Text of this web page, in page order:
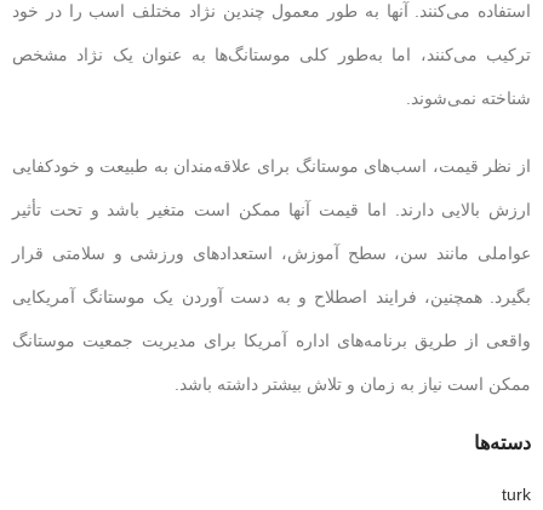
استفاده می‌کنند. آنها به طور معمول چندین نژاد مختلف اسب را در خود
ترکیب می‌کنند، اما به‌طور کلی موستانگ‌ها به عنوان یک نژاد مشخص
شناخته نمی‌شوند.
از نظر قیمت، اسب‌های موستانگ برای علاقه‌مندان به طبیعت و خودکفایی
ارزش بالایی دارند. اما قیمت آنها ممکن است متغیر باشد و تحت تأثیر
عواملی مانند سن، سطح آموزش، استعدادهای ورزشی و سلامتی قرار
بگیرد. همچنین، فرایند اصطلاح و به دست آوردن یک موستانگ آمریکایی
واقعی از طریق برنامه‌های اداره آمریکا برای مدیریت جمعیت موستانگ
ممکن است نیاز به زمان و تلاش بیشتر داشته باشد.
دسته‌ها
turk